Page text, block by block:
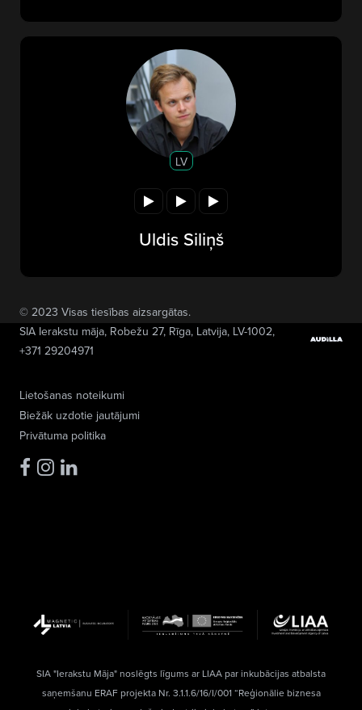
LV
Uldis Siliņš
Lietošanas noteikumi
Biežāk uzdotie jautājumi
Privātuma politika
© 2023 Visas tiesības aizsargātas.
SIA Ierakstu māja, Robežu 27, Rīga, Latvija, LV-1002,
+371 29204971
SIA "Ierakstu Māja" noslēgts līgums ar LIAA par inkubācijas atbalsta
saņemšanu ERAF projekta Nr. 3.1.1.6/16/I/001 “Reģionālie biznesa